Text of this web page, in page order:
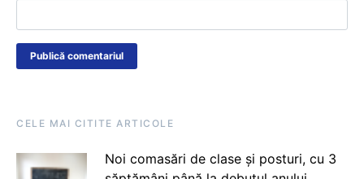
CELE MAI CITITE ARTICOLE
Noi comasări de clase și posturi, cu 3